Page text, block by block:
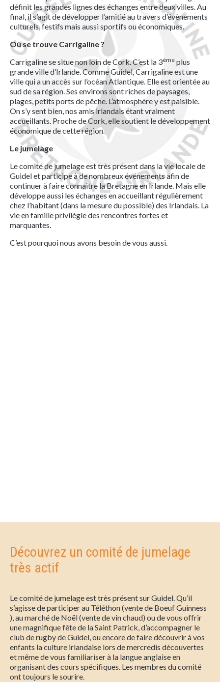
définit les grandes lignes des échanges entre deux villes. Au
final, il s’agit de développer l’amitié au travers d’évènements
culturels, festifs mais aussi sportifs ou économiques.
Où se trouve Carrigaline ?
Carrigaline se situe non loin de Cork. C’est la 3ème plus
grande ville d’Irlande. Comme Guidel, Carrigaline est une
ville qui a un accès sur l’océan Atlantique. Elle est orientée au
sud de sa région. Ses environs sont riches de paysages,
plages, petits ports de pêche. L’atmosphère y est paisible.
On s’y sent bien, nos amis irlandais étant vraiment
accueillants. Proche de Cork, elle soutient le développement
économique de cette région.
Le jumelage
Le comité de jumelage est très présent dans la vie locale de
Guidel et participe à de nombreux événements afin de
continuer à faire connaitre la Bretagne en Irlande. Mais elle
développe aussi les échanges en accueillant régulièrement
chez l’habitant (dans la mesure du possible) des Irlandais. La
vie en famille privilégie des rencontres fortes et
marquantes.
C’est pourquoi nous avons besoin de vous aussi.
Découvrez un comité de jumelage
très actif
Le comité de jumelage est très présent sur Guidel. Qu’il
s’agisse de participer au Téléthon (vente de Boeuf Guinness
), au marché de Noël (vente de vin chaud) ou de vous offrir
une magnifique fête de la Saint Patrick, d’accompagner le
club de rugby de Guidel, ou encore de faire découvrir à vos
enfants la culture irlandaise lors de mercredis découvertes
et même de vous familiariser à la langue anglaise en
organisant des cours spécifiques. Les membres du comité
ont toujours le sourire.